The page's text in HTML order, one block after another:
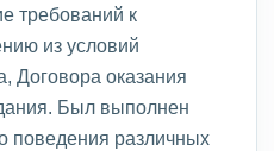
требований к
из условий
Договора оказания
Был выполнен
поведения различных